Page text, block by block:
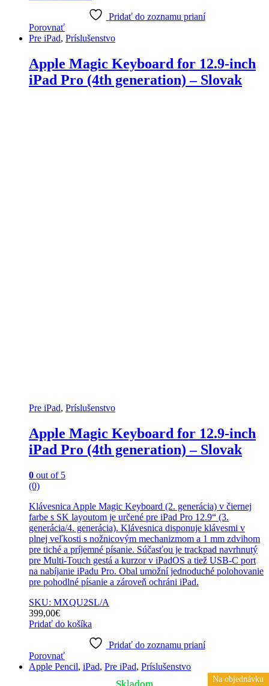
Na objednávku
Na objednávku
Pridať do zoznamu prianí
Porovnať
Pre iPad, Príslušenstvo
Apple Magic Keyboard for 12.9-inch
iPad Pro (4th generation) – Slovak
Pre iPad, Príslušenstvo
Apple Magic Keyboard for 12.9-inch
iPad Pro (4th generation) – Slovak
0 out of 5
(0)
Klávesnica Apple Magic Keyboard (2. generácia) v čiernej
farbe s SK layoutom je určené pre iPad Pro 12.9“ (3.
generácia/4. generácia). Klávesnica disponuje klávesmi v
plnej veľkosti s nožnicovým mechanizmom a 1 mm zdvihom
pre tiché a príjemné písanie. Súčasťou je trackpad navrhnutý
pre Multi-Touch gestá a kurzor v iPadOS a tiež USB‑C port
na nabíjanie iPadu Pro. Obal umožní jednoduché polohovanie
pre pohodlné písanie a zároveň ochráni iPad.
SKU: MXQU2SL/A
399,00€
Pridať do košíka
Pridať do zoznamu prianí
Porovnať
Apple Pencil, iPad, Pre iPad, Príslušenstvo